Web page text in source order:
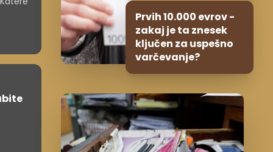
Prvih 10.000 evrov -
zakaj je ta znesek
ključen za uspešno
varčevanje?